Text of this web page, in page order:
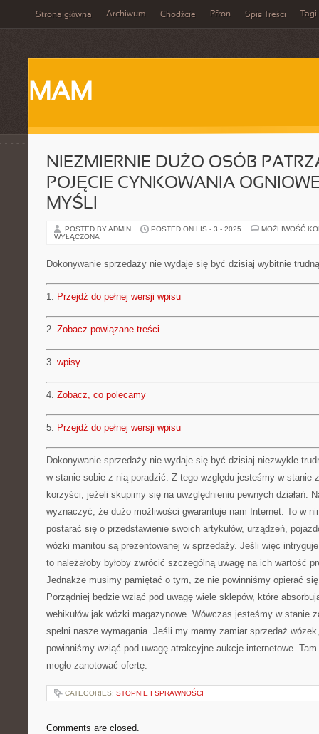
Strona główna Archiwum Chodźcie Pfron Spis Treści Tagi
MAM
NIEZMIERNIE DUŻO OSÓB
POJĘCIE CYNKOWANIA
MYŚLI
POSTED BY ADMIN POSTED ON LIS - 3 - 2025
MOŻLIWOŚĆ
WYŁĄCZONA
Dokonywanie sprzedaży nie wydaje się być dzisiaj wybitnie
1. Przejdź do pełnej wersji wpisu
2. Zobacz powiązane treści
3. wpisy
4. Zobacz, co polecamy
5. Przejdź do pełnej wersji wpisu
Dokonywanie sprzedaży nie wydaje się być dzisiaj niezwykle
w stanie sobie z nią poradzić. Z tego względu jesteśmy w stanie
korzyści, jeżeli skupimy się na uwzględnieniu pewnych działań.
wyznaczyć, że dużo możliwości gwarantuje nam Internet. To w
postarać się o przedstawienie swoich artykułów, urządzeń,
wózki manitou są prezentowanej w sprzedaży. Jeśli więc
to należałoby byłoby zwrócić szczególną uwagę na ich wartość
Jednakże musimy pamiętać o tym, że nie powinniśmy opierać
Porządniej będzie wziąć pod uwagę wiele sklepów, które
wehikułów jak wózki magazynowe. Wówczas jesteśmy w stanie
spełni nasze wymagania. Jeśli my mamy zamiar sprzedaż
powinniśmy wziąć pod uwagę atrakcyjne aukcje internetowe.
mogło zanotować ofertę.
CATEGORIES: STOPNIE I SPRAWNOŚCI
Comments are closed.